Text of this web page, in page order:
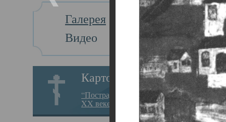
Галерея
Видео
Картотека
“Пострадавшие за веру в
XX веке на Севере”
Главная